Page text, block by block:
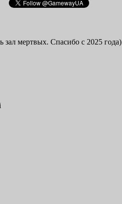
зал мертвых. Спасибо с 2025 года)